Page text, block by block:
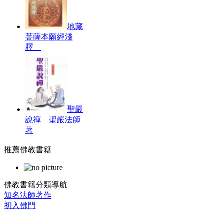
地藏
菩薩本願經淺
釋
聖嚴
說禪 聖嚴法師
著
推薦佛教書籍
佛教書籍分類導航
知名法師著作
初入佛門